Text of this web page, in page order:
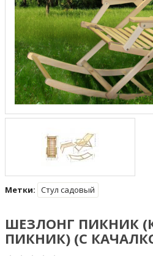
Метки: Стул садовый
ШЕЗЛОНГ ПИКНИК
ПИКНИК) (С